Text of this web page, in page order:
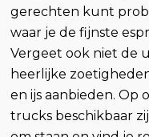
gerechten kunt
waar je de fijnste
Vergeet ook niet de
heerlijke
en ijs aanbieden. Op
trucks beschikbaar